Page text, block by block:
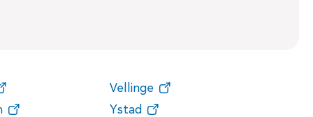
Vellinge
Ystad